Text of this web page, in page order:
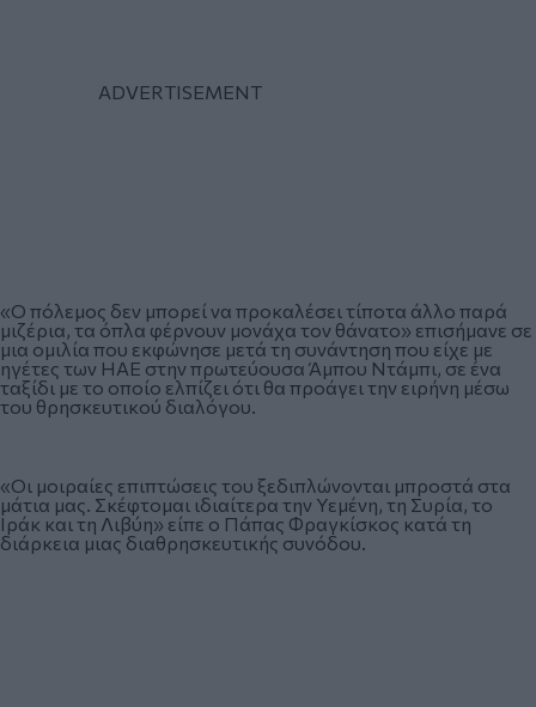
«Ο πόλεμος δεν μπορεί να προκαλέσει τίποτα άλλο παρά
μιζέρια, τα όπλα φέρνουν μονάχα τον θάνατο» επισήμανε σε
μια ομιλία που εκφώνησε μετά τη συνάντηση που είχε με
ηγέτες των ΗΑΕ στην πρωτεύουσα Άμπου Ντάμπι, σε ένα
ταξίδι με το οποίο ελπίζει ότι θα προάγει την ειρήνη μέσω
του θρησκευτικού διαλόγου.
«Οι μοιραίες επιπτώσεις του ξεδιπλώνονται μπροστά στα
μάτια μας. Σκέφτομαι ιδιαίτερα την Υεμένη, τη Συρία, το
Ιράκ και τη Λιβύη» είπε ο Πάπας Φραγκίσκος κατά τη
διάρκεια μιας διαθρησκευτικής συνόδου.